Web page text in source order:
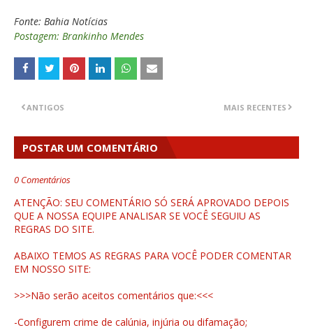
Fonte: Bahia Notícias
Postagem: Brankinho Mendes
MAIS RECENTES
ANTIGOS
POSTAR UM COMENTÁRIO
0 Comentários
ATENÇÃO: SEU COMENTÁRIO SÓ SERÁ APROVADO DEPOIS
QUE A NOSSA EQUIPE ANALISAR SE VOCÊ SEGUIU AS
REGRAS DO SITE.
ABAIXO TEMOS AS REGRAS PARA VOCÊ PODER COMENTAR
EM NOSSO SITE:
>>>Não serão aceitos comentários que:<<<
-Configurem crime de calúnia, injúria ou difamação;